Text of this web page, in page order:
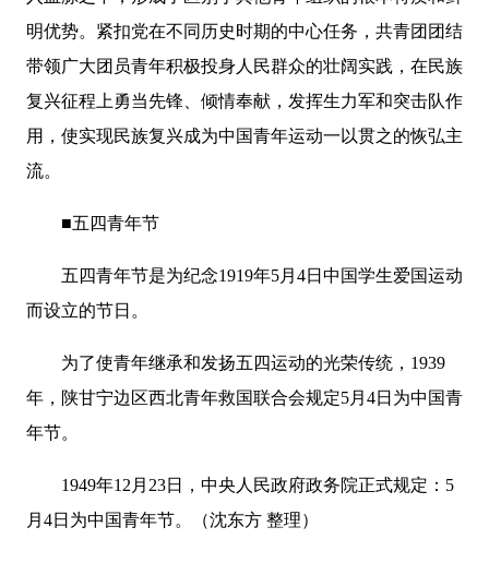
明优势。紧扣党在不同历史时期的中心任务，共青团团结
带领广大团员青年积极投身人民群众的壮阔实践，在民族
复兴征程上勇当先锋、倾情奉献，发挥生力军和突击队作
用，使实现民族复兴成为中国青年运动一以贯之的恢弘主
流。
■五四青年节
五四青年节是为纪念1919年5月4日中国学生爱国运动
而设立的节日。
为了使青年继承和发扬五四运动的光荣传统，1939
年，陕甘宁边区西北青年救国联合会规定5月4日为中国青
年节。
1949年12月23日，中央人民政府政务院正式规定：5
月4日为中国青年节。（沈东方 整理）